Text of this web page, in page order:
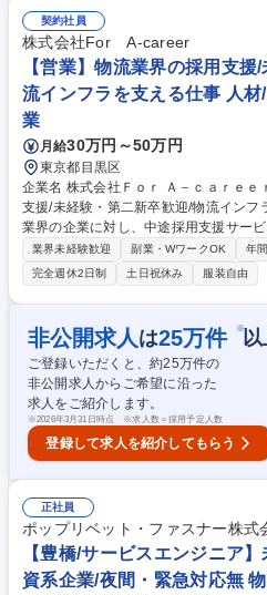
的には1次請けの業務となりますので、
理などがメインの業務となります。入
て基礎を習得した後、施工管理業務に
通じて電力インフラ全体の理解を深めていただき
【東京/電気施工管理】送電ケーブルの
契約社員
株式会社For A-career
【営業】物流業界の採用支
流インフラを支える仕事 人
業
月給30万円～50万円
東京都目黒区
企業名 株式会社Ｆｏｒ Ａ－ｃａｒｅｅｒ 求人名 【営業】物流業界の
支援/未経験・第二新卒歓迎/物流インフラを支える
業界の企業に対し、中途採用支援サー
お任せします。戦略立案から運用代行
す。物流ニーズが高まる今人材獲得が必
流企業へ電話をかけ、当社で蓄積され
容・流れをステップごとに作成した台
します。 ■WEBアポイントでは、先方
ンサルティングプランのご提案を行い
別部署が作成してくれるため、営業活動に専念
業】物流業界の採用支援/未経験・第二
事
業界未経験歓迎 副業・WワークOK 年
完全週休2日制
土日祝休み 服装自由
非公開求人 は25万件 ※以
ご登録いただくと、約25万件の
非公開求人からご希望に沿った
求人をご紹介します。
※2026年3月31日時点 ※求人数＝採用予定人数
登録して求人を紹介してもらう
正社員
ポップリベット・ファスナー株式
【豊橋/サービスエンジニア
資系企業/夜間・緊急対応無